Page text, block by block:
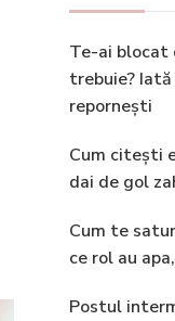
Te-ai blocat
trebuie?
repornești
Cum citești
dai de gol
Cum te
ce rol au
Postul